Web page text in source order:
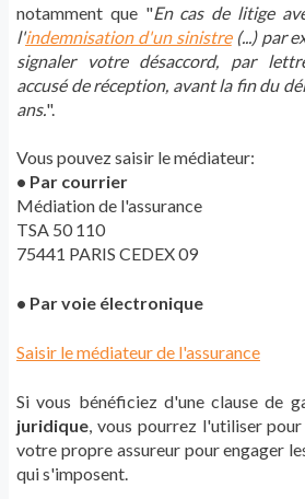
notamment que "En cas de litige
l'indemnisation d'un sinistre(...) par
signaler votre désaccord, par
accusé de réception, avant la fin du
ans.".
Vous pouvez saisir le médiateur:
• Par courrier
Médiation de l'assurance
TSA 50 110
75441 PARIS CEDEX 09
• Par voie électronique
Saisir le médiateur de l'assurance
Si vous bénéficiez d'une clause de
juridique , vous pourrez l'utiliser
votre propre assureur pour engager
qui s'imposent.